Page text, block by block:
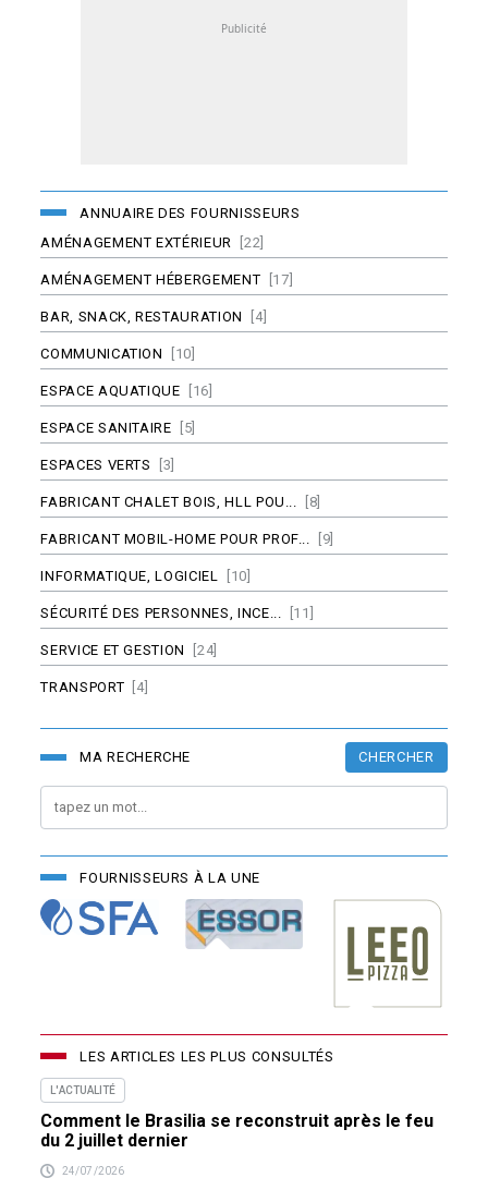
ANNUAIRE DES FOURNISSEURS
AMÉNAGEMENT EXTÉRIEUR
[22]
AMÉNAGEMENT HÉBERGEMENT [17]
BAR, SNACK, RESTAURATION [4]
COMMUNICATION [10]
ESPACE AQUATIQUE [16]
ESPACE SANITAIRE [5]
ESPACES VERTS [3]
FABRICANT CHALET BOIS, HLL POU... [8]
FABRICANT MOBIL-HOME POUR PROF... [9]
INFORMATIQUE, LOGICIEL [10]
SÉCURITÉ DES PERSONNES, INCE... [11]
SERVICE ET GESTION [24]
TRANSPORT [4]
MA RECHERCHE CHERCHER
FOURNISSEURS À LA UNE
LES ARTICLES LES PLUS CONSULTÉS
L'ACTUALITÉ
Comment le Brasilia se reconstruit après le feu
du 2 juillet dernier
24/07/2026